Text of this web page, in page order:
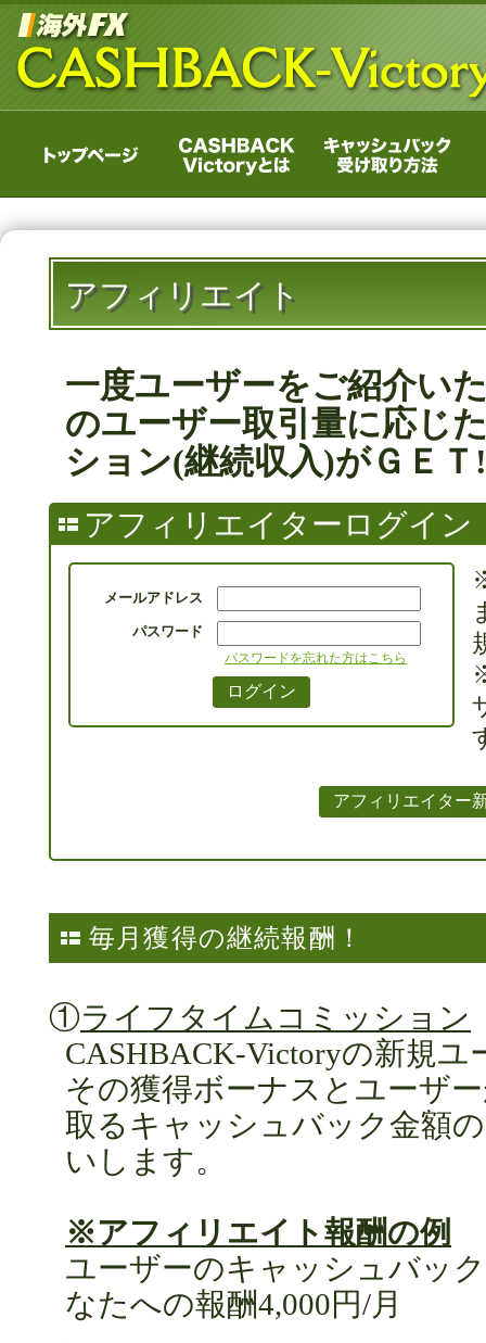
アフィリエイト
一度ユーザーをご紹介い
のユーザー取引量に応じ
ション(継続収入)がＧＥ
アフィリエイターログイン
メールアドレス
パスワード
パスワードを忘れた方はこちら
毎月獲得の継続報酬！
①ライフタイムコミッション
CASHBACK-Victoryの新規
その獲得ボーナスとユーザ
取るキャッシュバック金額
いします。
※アフィリエイト報酬の例
ユーザーのキャッシュバッ
なたへの報酬4,000円/月